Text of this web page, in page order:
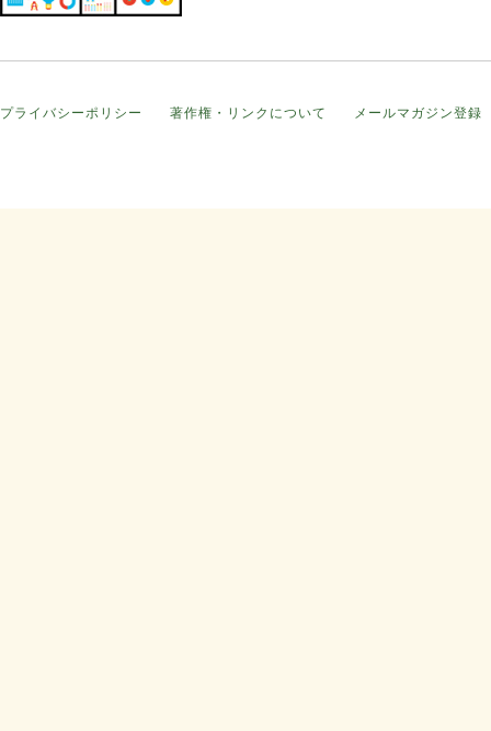
プライバシーポリシー 著作権・リンクについて メールマガジン登録